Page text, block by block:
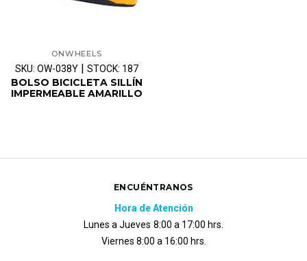
ONWHEELS
SKU: OW-038Y | STOCK: 187
BOLSO BICICLETA SILLÍN
IMPERMEABLE AMARILLO
ENCUÉNTRANOS
Hora de Atención
Lunes a Jueves 8:00 a 17:00 hrs.
Viernes 8:00 a 16:00 hrs.